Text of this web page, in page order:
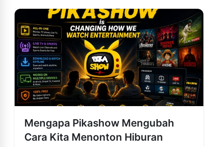
Mengapa Pikashow Mengubah
Cara Kita Menonton Hiburan